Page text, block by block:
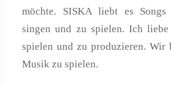
möchte. SISKA liebt es
singen und zu spielen. Ich liebe
spielen und zu produzieren. Wir
Musik zu spielen.